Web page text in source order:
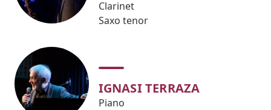
Clarinet
Saxo tenor
IGNASI TERRAZA
Piano